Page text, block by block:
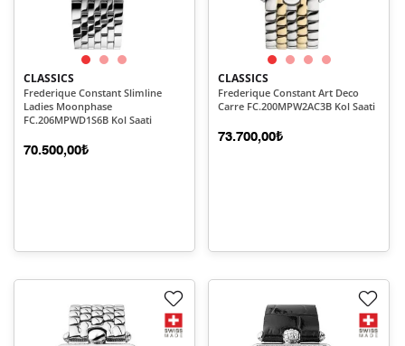
CLASSICS
Frederique Constant Slimline
Ladies Moonphase
FC.206MPWD1S6B Kol Saati
70.500,00₺
CLASSICS
Frederique Constant Art Deco
Carre FC.200MPW2AC3B Kol Saati
73.700,00₺